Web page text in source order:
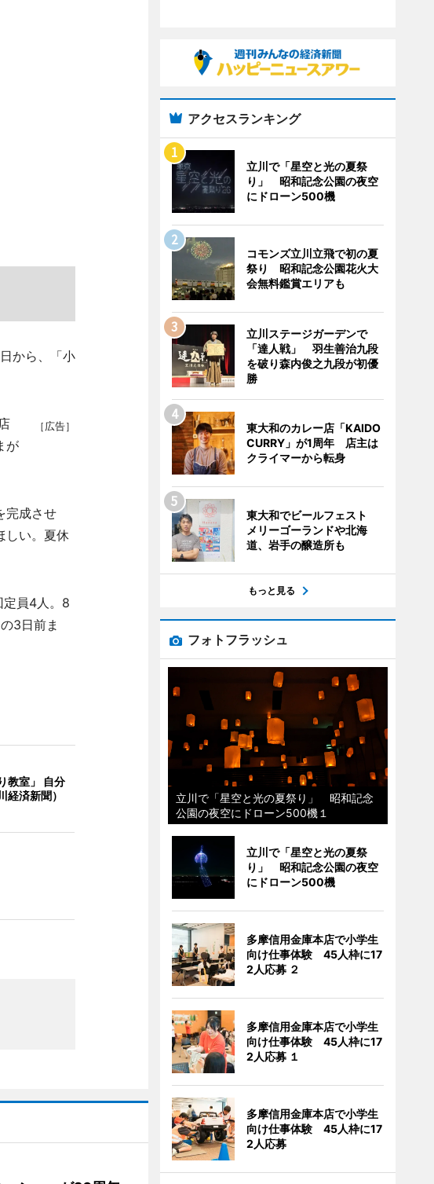
から、「小
［広告］
が
完成させ
しい。夏休
定員4人。8
3日前ま
教室」 自分
経済新聞）
アクセスランキング
立川で「星空と光の夏祭
り」 昭和記念公園の夜空
にドローン500機
コモンズ立川立飛で初の夏
祭り 昭和記念公園花火大
会無料鑑賞エリアも
立川ステージガーデンで
「達人戦」 羽生善治九段
を破り森内俊之九段が初優
勝
東大和のカレー店「KAIDO
CURRY」が1周年 店主は
クライマーから転身
東大和でビールフェスト
メリーゴーランドや北海
道、岩手の醸造所も
もっと見る
フォトフラッシュ
立川で「星空と光の夏祭り」 昭和記念
公園の夜空にドローン500機１
立川で「星空と光の夏祭
り」 昭和記念公園の夜空
にドローン500機
多摩信用金庫本店で小学生
向け仕事体験 45人枠に17
2人応募 ２
多摩信用金庫本店で小学生
向け仕事体験 45人枠に17
2人応募 １
多摩信用金庫本店で小学生
向け仕事体験 45人枠に17
2人応募